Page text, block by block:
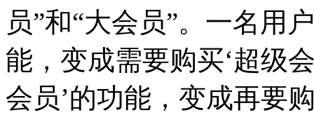
员”和“大会员”。一名用
能，变成需要购买‘超级
会员’的功能，变成再要